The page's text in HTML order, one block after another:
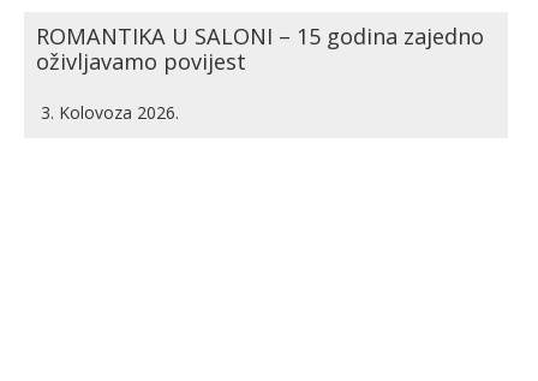
ROMANTIKA U SALONI – 15 godina zajedno
oživljavamo povijest
3. Kolovoza 2026.